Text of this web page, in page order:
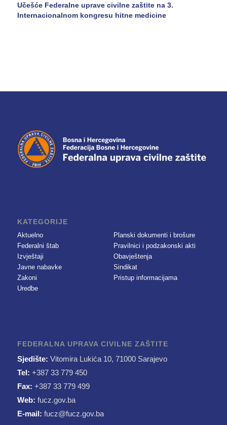
Učešće Federalne uprave civilne zaštite na 3.
Internacionalnom kongresu hitne medicine
KATEGORIJE
Aktuelno
Federalni štab
Izvještaji
Javne nabavke
Zakoni
Uredbe
Planski dokumenti i brošure
Pravilnici i podzakonski akti
Obavještenja
Sindikat
Pristup informacijama
FEDERALNA UPRAVA CIVILNE ZAŠTITE
Sjedište: Vitomira Lukića 10, 71000 Sarajevo
Tel: +387 33 779 450
Fax: +387 33 779 499
Web: fucz.gov.ba
E-mail: fucz@fucz.gov.ba